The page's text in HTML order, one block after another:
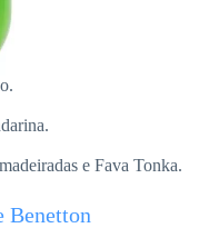
e Fava Tonka.
Benetton